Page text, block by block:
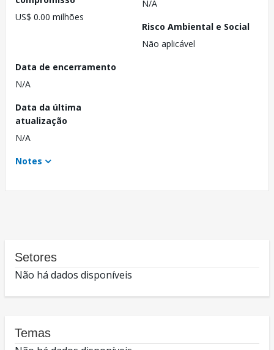
US$ 0.00 milhões
N/A
Risco Ambiental e Social
Não aplicável
Data de encerramento
N/A
Data da última
atualização
N/A
Notes
Setores
Não há dados disponíveis
Temas